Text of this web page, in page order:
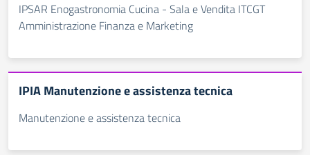
IPSAR Enogastronomia Cucina - Sala e Vendita ITCGT
Amministrazione Finanza e Marketing
IPIA Manutenzione e assistenza tecnica
Manutenzione e assistenza tecnica